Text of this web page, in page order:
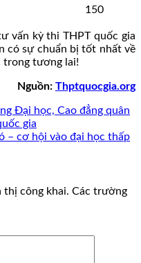
150
vấn kỳ thi THPT quốc gia
có sự chuẩn bị tốt nhất về
trong tương lai!
Nguồn: Thptquocgia.org
Đại học, Cao đẳng quân
gia
– cơ hội vào đại học thấp
thị công khai. Các trường